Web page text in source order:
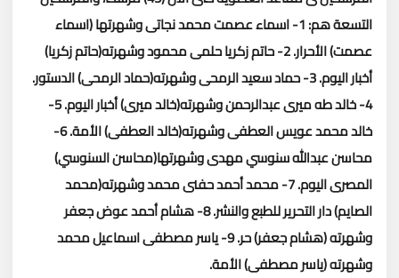
التسعة هم: 1- اسماء عصمت محمد نجاتى وشهرتها (اسماء
عصمت) الأحرار. 2- حاتم زكريا حلمى محمود وشهرته(حاتم زكريا)
أخبار اليوم.3- حماد سعيد الرمحى وشهرته(حماد الرمحى) الدستور.
4- خالد طه ميرى عبدالرحمن وشهرته(خالد ميرى) أخبار اليوم.
5-
خالد محمد عويس العطفى وشهرته(خالد العطفى) الأمة. 6-
محاسن عبدالله سنوسي مهدى وشهرتها(محاسن السنوسي)
المصرى اليوم. 7- محمد أحمد حفنى محمد وشهرته(محمد
الصايم) دار التحرير للطبع والنشر. 8- هشام أحمد عوض جعفر
وشهرته (هشام جعفر) حر. 9- ياسر مصطفى اسماعيل محمد
وشهرته (ياسر مصطفى) الأمة.